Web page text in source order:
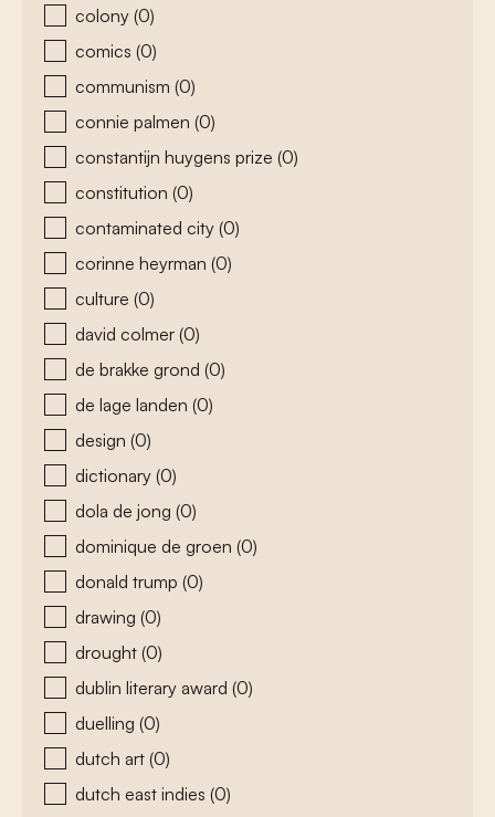
colony (0)
comics (0)
communism (0)
connie palmen (0)
constantijn huygens prize (0)
constitution (0)
contaminated city (0)
corinne heyrman (0)
culture (0)
david colmer (0)
de brakke grond (0)
de lage landen (0)
design (0)
dictionary (0)
dola de jong (0)
dominique de groen (0)
donald trump (0)
drawing (0)
drought (0)
dublin literary award (0)
duelling (0)
dutch art (0)
dutch east indies (0)